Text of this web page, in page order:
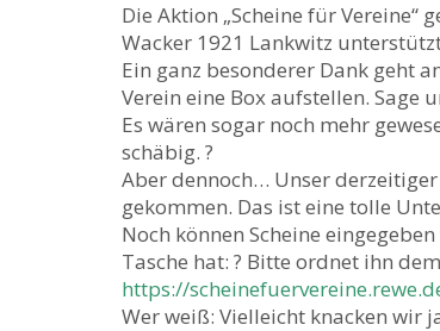
Die Aktion „Scheine für Vereine“
Wacker 1921 Lankwitz
Ein ganz besonderer Dank geht
Verein eine Box aufstellen. Sage
Es wären sogar noch mehr
schäbig. ?
Aber dennoch… Unser
gekommen. Das ist eine tolle
Noch können Scheine
Tasche hat: ? Bitte ordnet ihn
https://
Wer weiß: Vielleicht knacken wir